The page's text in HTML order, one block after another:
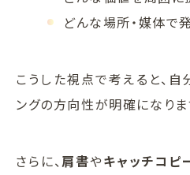
どんな場所・媒体で
こうした視点で考えると、自
ングの方向性が明確になりま
さらに、 肩書やキャッチコピ